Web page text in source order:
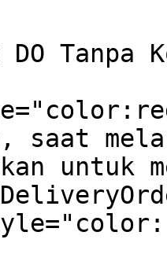
Tanpa
saat
untuk